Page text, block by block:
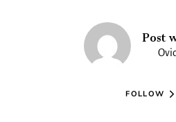
Post
FOLLOW